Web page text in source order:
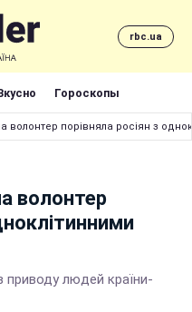
rbc.ua
Гороскопы
волонтер порівняла росіян з
волонтер
приводу людей країни-